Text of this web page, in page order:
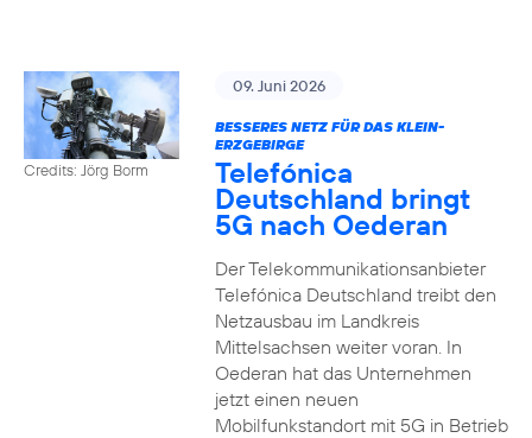
Credits: Jörg Borm
09. Juni 2026
BESSERES NETZ FÜR DAS KLEIN-
ERZGEBIRGE
Telefónica
Deutschland bringt
5G nach Oederan
Der Telekommunikationsanbieter
Telefónica Deutschland treibt den
Netzausbau im Landkreis
Mittelsachsen weiter voran. In
Oederan hat das Unternehmen
jetzt einen neuen
Mobilfunkstandort mit 5G in Betrieb